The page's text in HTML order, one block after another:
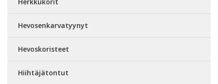
Hevosenkarvatyynyt
Hevoskoristeet
Hiihtäjätontut